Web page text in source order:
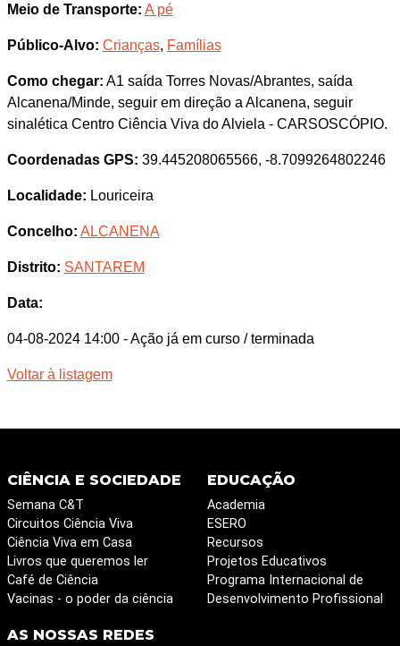
Meio de Transporte: A pé
Público-Alvo: Crianças, Famílias
Como chegar: A1 saída Torres Novas/Abrantes, saída
Alcanena/Minde, seguir em direção a Alcanena, seguir
sinalética Centro Ciência Viva do Alviela - CARSOSCÓPIO.
Coordenadas GPS: 39.445208065566, -8.7099264802246
Localidade: Louriceira
Concelho: ALCANENA
Distrito: SANTAREM
Data:
04-08-2024 14:00 - Ação já em curso / terminada
Voltar à listagem
CIÊNCIA E SOCIEDADE
Semana C&T
Circuitos Ciência Viva
Ciência Viva em Casa
Livros que queremos ler
Café de Ciência
Vacinas - o poder da ciência
EDUCAÇÃO
Academia
ESERO
Recursos
Projetos Educativos
Programa Internacional de
Desenvolvimento Profissional
AS NOSSAS REDES